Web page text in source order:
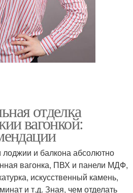
отделка
вагонкой:
и балкона абсолютно
вагонка, ПВХ и панели МДФ,
искусственный камень,
и т.д. Зная, чем отделать